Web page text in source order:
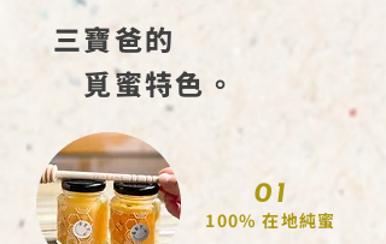
三寶爸的
覓蜜特色。
01
​100% 在地純蜜